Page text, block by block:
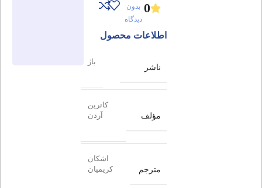
0 بدون
دیدگاه
اطلاعات محصول
ناشر
باژ
مؤلف
کاترین
آردن
مترجم
اشکان
کریمیان